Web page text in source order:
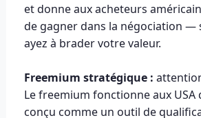
et donne aux acheteurs
de gagner dans la négociation —
ayez à brader votre valeur.
Freemium stratégique :
Le freemium fonctionne aux USA
conçu comme un outil de